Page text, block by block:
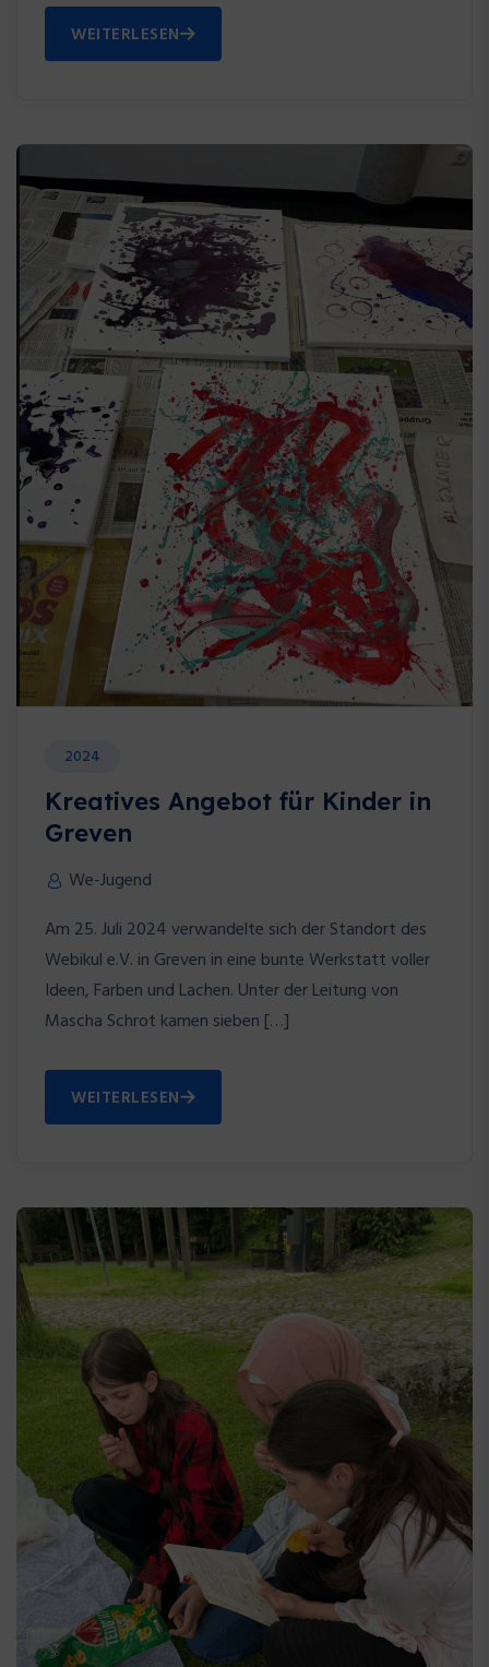
WEITERLESEN
2024
Kreatives Angebot für Kinder in
Greven
We-Jugend
Am 25. Juli 2024 verwandelte sich der Standort des
Webikul e.V. in Greven in eine bunte Werkstatt voller
Ideen, Farben und Lachen. Unter der Leitung von
Mascha Schrot kamen sieben […]
WEITERLESEN